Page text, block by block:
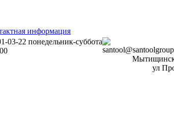
информация
03-22 понедельник-суббота
ул